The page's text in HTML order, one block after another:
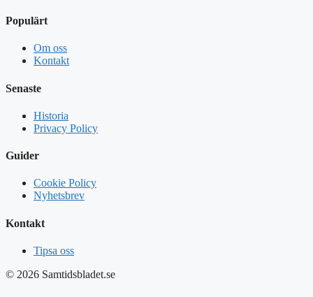
Populärt
Om oss
Kontakt
Senaste
Historia
Privacy Policy
Guider
Cookie Policy
Nyhetsbrev
Kontakt
Tipsa oss
© 2026 Samtidsbladet.se